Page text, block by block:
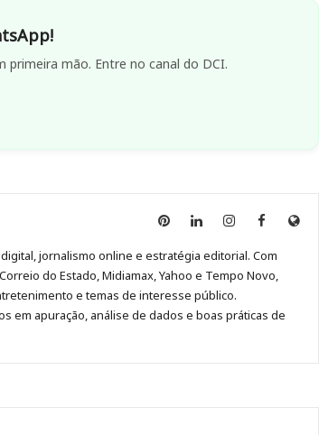
mão. Entre no canal do DCI.
Anny
no
Pinterest
Anny
no
LinkedIn
Anny
no
Instagram
Anny
no
Facebook
Site
jornalismo online e estratégia editorial. Com
do Estado, Midiamax, Yahoo e Tempo Novo,
e temas de interesse público.
em apuração, análise de dados e boas práticas de